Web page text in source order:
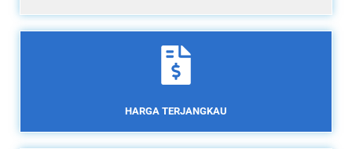
HARGA TERJANGKAU